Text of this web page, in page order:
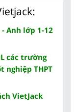
Anh lớp 1-12
các trường
nghiệp THPT
VietJack